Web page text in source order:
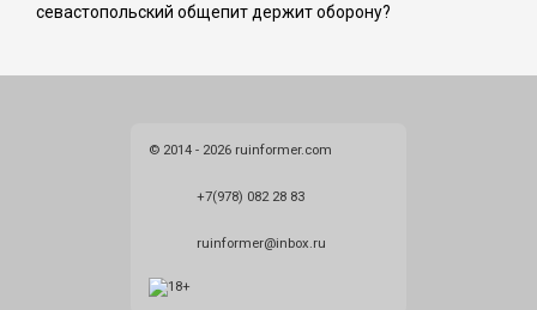
севастопольский общепит держит оборону?
© 2014 - 2026 ruinformer.com
+7(978) 082 28 83
ruinformer@inbox.ru